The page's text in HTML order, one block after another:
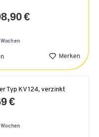
€
Merken
Typ KV 124, verzinkt
€